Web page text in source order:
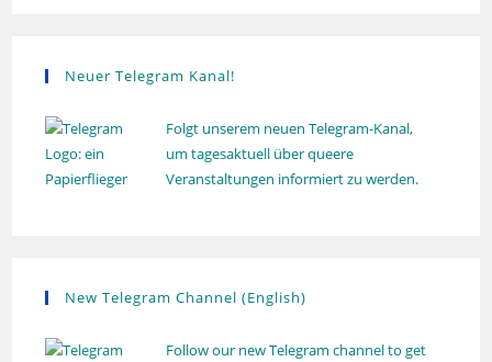
Neuer Telegram Kanal!
Folgt unserem neuen Telegram-Kanal,
um tagesaktuell über queere
Veranstaltungen informiert zu werden.
New Telegram Channel (English)
Follow our new Telegram channel to get